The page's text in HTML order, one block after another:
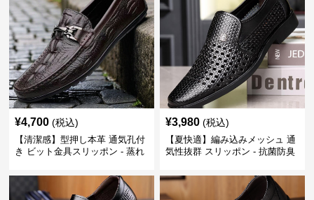
¥4,700 (税込)
【清潔感】型押し本革 通気孔付
き ビット金具スリッポン - 蒸れ
¥3,980 (税込)
【夏快適】編み込みメッシュ 通
気性抜群 スリッポン - 抗菌防臭